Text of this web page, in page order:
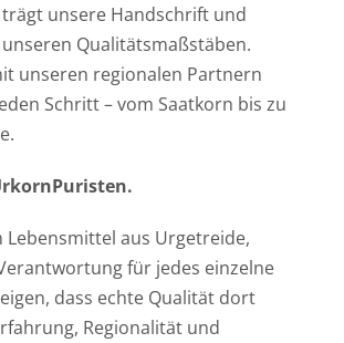
trägt unsere Handschrift und
Qualitätsmaßstäben.
unseren regionalen Partnern
Schritt – vom Saatkorn bis zu
Lebensmittel aus Urgetreide,
für jedes einzelne
dass echte Qualität dort
Regionalität und